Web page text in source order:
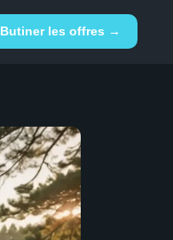
Butiner les offres →